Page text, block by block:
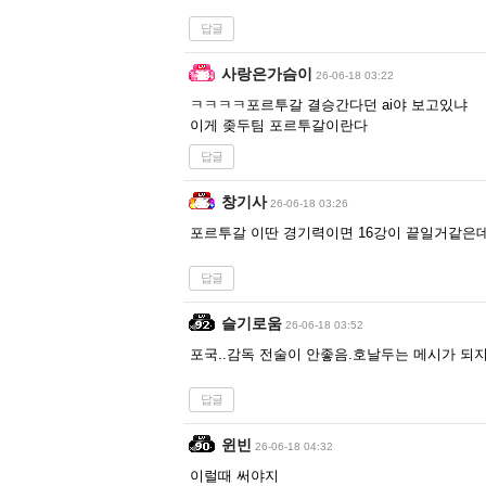
답글
사랑은가슴이 26-06-18 03:22
ㅋㅋㅋㅋ포르투갈 결승간다던 ai야 보고있냐
이게 좆두팀 포르투갈이란다
답글
창기사 26-06-18 03:26
포르투갈 이딴 경기력이면 16강이 끝일거같은
답글
슬기로움 26-06-18 03:52
포국..감독 전술이 안좋음.호날두는 메시가 되
답글
윈빈 26-06-18 04:32
이럴때 써야지